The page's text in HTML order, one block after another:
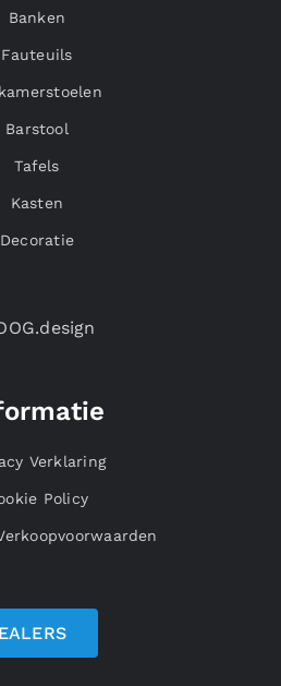
Banken
Fauteuils
Barstool
Tafels
Kasten
Decoratie
Verklaring
Policy